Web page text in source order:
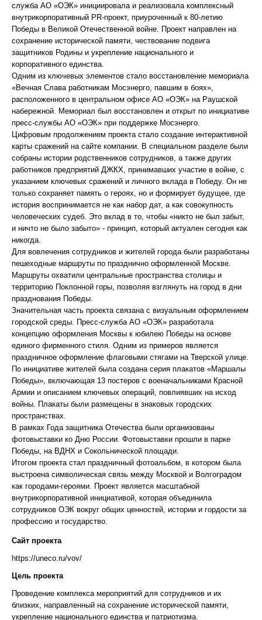
служба АО «ОЭК» инициировала и реализовала комплексный
внутрикорпоративный PR-проект, приуроченный к 80-летию
Победы в Великой Отечественной войне. Проект направлен на
сохранение исторической памяти, чествование подвига
защитников Родины и укрепление национального и
корпоративного единства.
Одним из ключевых элементов стало восстановление мемориала
«Вечная Слава работникам Мосэнерго, павшим в боях»,
расположенного в центральном офисе АО «ОЭК» на Раушской
набережной. Мемориал был восстановлен и открыт по инициативе
пресс-службы АО «ОЭК» при поддержке Мосэнерго.
Цифровым продолжением проекта стало создание интерактивной
карты сражений на сайте компании. В специальном разделе были
собраны истории родственников сотрудников, а также других
работников предприятий ДЖКХ, принимавших участие в войне, с
указанием ключевых сражений и личного вклада в Победу. Он не
только сохраняет память о героях, но и формирует будущее, где
история воспринимается не как набор дат, а как совокупность
человеческих судеб. Это вклад в то, чтобы «никто не был забыт,
и ничто не было забыто» - принцип, который актуален сегодня как
никогда.
Для вовлечения сотрудников и жителей города были разработаны
пешеходные маршруты по празднично оформленной Москве.
Маршруты охватили центральные пространства столицы и
территорию Поклонной горы, позволяя взглянуть на город в дни
празднования Победы.
Значительная часть проекта связана с визуальным оформлением
городской среды. Пресс-служба АО «ОЭК» разработала
концепцию оформления Москвы к юбилею Победы на основе
единого фирменного стиля. Одним из примеров является
праздничное оформление флаговыми стягами на Тверской улице.
По инициативе жителей была создана серия плакатов «Маршалы
Победы», включающая 13 постеров с военачальниками Красной
Армии и описанием ключевых операций, повлиявших на исход
войны. Плакаты были размещены в знаковых городских
пространствах.
В рамках Года защитника Отечества были организованы
фотовыставки ко Дню России. Фотовыставки прошли в парке
Победы, на ВДНХ и Сокольнической площади.
Итогом проекта стал праздничный фотоальбом, в котором была
выстроена символическая связь между Москвой и Волгоградом
как городами-героями. Проект является масштабной
внутрикорпоративной инициативой, которая объединила
сотрудников ОЭК вокруг общих ценностей, истории и гордости за
профессию и государство.
Сайт проекта
https://uneco.ru/vov/
Цель проекта
Проведение комплекса мероприятий для сотрудников и их
близких, направленный на сохранение исторической памяти,
укрепление национального единства и патриотизма.